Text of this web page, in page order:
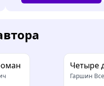
Четыре
Гаршин